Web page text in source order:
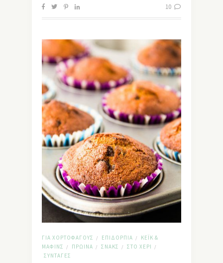
10
ΓΙΑ ΧΟΡΤΟΦΆΓΟΥΣ / ΕΠΙΔΌΡΠΙΑ /
ΚΈΙΚ &
ΜΆΦΙΝΣ
/ ΠΡΩΙΝΆ / ΣΝΑΚΣ / ΣΤΟ ΧΈΡΙ /
ΣΥΝΤΑΓΈΣ